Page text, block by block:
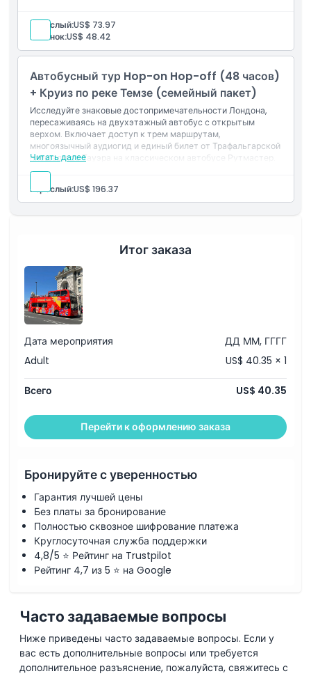
Вестминстера, либо от Пирса Милейниум у Башни, либо от
Пирса Гринвич. Действительно в течение 48 часов после
первого использования.
Взрослый:US$ 73.97
Ребенок:US$ 48.42
Автобусный тур Hop-on Hop-off (48 часов)
+ Круиз по реке Темзе (семейный пакет)
Исследуйте знаковые достопримечательности Лондона,
пересаживаясь на двухэтажный автобус с открытым
верхом. Включает доступ к трем маршрутам,
многоязычный аудиогид и единый билет от Трафальгарской
площади до Тауэра на классическом автобусе Рутмастер.
Вы также отправитесь в круиз по реке Темзе,
Миллениум или Гринвич. Действителен в течение 48 часов
после первого использования.
Читать далее
Взрослый:US$ 196.37
Итог заказа
Дата мероприятия
ДД ММ, ГГГГ
Adult
US$ 40.35 × 1
Всего US$ 40.35
Перейти к оформлению заказа
Бронируйте с уверенностью
Гарантия лучшей цены
Без платы за бронирование
Полностью сквозное шифрование платежа
Круглосуточная служба поддержки
4,8/5 ⭐ Рейтинг на Trustpilot
Рейтинг 4,7 из 5 ⭐ на Google
Часто задаваемые вопросы
Ниже приведены часто задаваемые вопросы. Если у
вас есть дополнительные вопросы или требуется
дополнительное разъяснение, пожалуйста, свяжитесь с